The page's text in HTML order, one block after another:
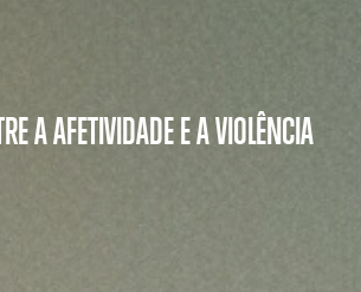
A AFETIVIDADE E A VIOLÊNCIA